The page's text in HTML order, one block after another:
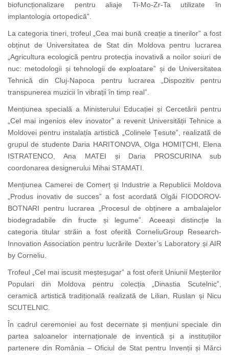
biofuncționalizare pentru aliaje Ti-Mo-Zr-Ta utilizate în
implantologia ortopedică”.
La categoria tineri, trofeul „Cea mai bună creație a tinerilor” a fost
obținut de Universitatea de Stat din Moldova pentru lucrarea
„Agricultura ecologică pentru protecția inovativă a noilor soiuri de
nuc: metodologii și tehnologii de exploatare” și de Universitatea
Tehnică din Cluj-Napoca pentru lucrarea „Dispozitiv pentru
transpunerea muzicii în vibrații în timp real”.
Mențiunea specială a Ministerului Educației și Cercetării pentru
„Cel mai ingenios elev inovator” a revenit Universității Tehnice a
Moldovei pentru instalația artistică „Colinele Țesute”, realizată de
grupul de studente Daria HARITONOVA, Olga HOMIȚCHI, Elena
ISTRATENCO, Ana MATEI și Daria PROSCURINAsub
coordonarea designerului Mihai STAMATI.
Mențiunea Camerei de Comerț și Industrie a Republicii Moldova
„Produs inovativ de succes” a fost acordată Olgăi FIODOROV-
BOTNARI pentru lucrarea „Procesul de obținere a ambalajelor
biodegradabile din fructe și legume”. Aceeași distincție la
categoria titular străin a fost oferită CorneliuGroup Research-
Innovation Association pentru lucrările Dexter’s Laboratory și AIR
by Corneliu.
Trofeul „Cel mai iscusit meșteșugar” a fost oferit Uniunii Meșterilor
Populari din Moldova pentru colecția „Dinastia Scutelnic”,
ceramică artistică tradițională realizată de Lilian, Ruslan și Nicu
SCUTELNIC.
În cadrul ceremoniei au fost decernate și mențiuni speciale din
partea saloanelor internaționale de inventică și a instituțiilor
partenere din România – Oficiul de Stat pentru Invenții și Mărci